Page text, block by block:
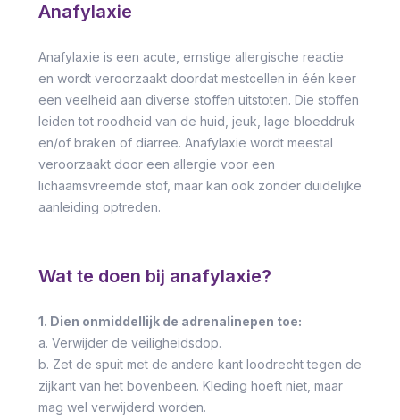
Anafylaxie
Anafylaxie is een acute, ernstige allergische reactie
en wordt veroorzaakt doordat mestcellen in één keer
een veelheid aan diverse stoffen uitstoten. Die stoffen
leiden tot roodheid van de huid, jeuk, lage bloeddruk
en/of braken of diarree. Anafylaxie wordt meestal
veroorzaakt door een allergie voor een
lichaamsvreemde stof, maar kan ook zonder duidelijke
aanleiding optreden.
Wat te doen bij anafylaxie?
1. Dien onmiddellijk de adrenalinepen toe:
a. Verwijder de veiligheidsdop.
b. Zet de spuit met de andere kant loodrecht tegen de
zijkant van het bovenbeen. Kleding hoeft niet, maar
mag wel verwijderd worden.